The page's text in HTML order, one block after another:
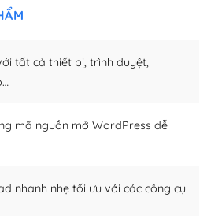
thì vấn đề giao diện của
giản hơn.
hoặc nhờ chuyên gia.
lớn, sẵn sàng hỗ trợ
tất cả thiết bị, trình duyệt,
mã nguồn mở WordPress dễ
nhanh nhẹ tối ưu với các công cụ